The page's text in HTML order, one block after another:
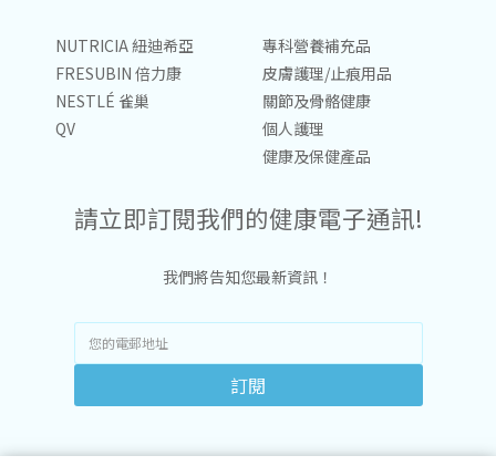
NUTRICIA 紐迪希亞
FRESUBIN 倍力康
NESTLÉ 雀巢
QV
專科營養補充品
皮膚護理/止痕用品
關節及骨骼健康
個人護理
健康及保健產品
請立即訂閱我們的健康電子通訊!
我們將告知您最新資訊！
訂閱